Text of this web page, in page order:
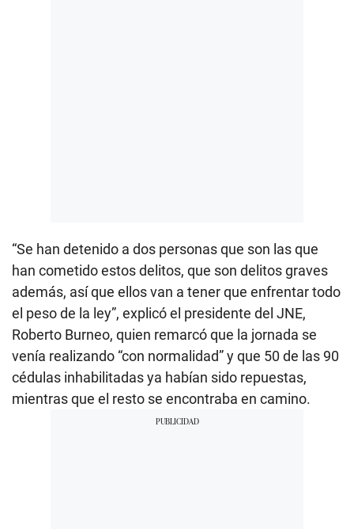
“Se han detenido a dos personas que son las que
han cometido estos delitos, que son delitos graves
además, así que ellos van a tener que enfrentar todo
el peso de la ley”, explicó el presidente del JNE,
Roberto Burneo, quien remarcó que la jornada se
venía realizando “con normalidad” y que 50 de las 90
cédulas inhabilitadas ya habían sido repuestas,
mientras que el resto se encontraba en camino.